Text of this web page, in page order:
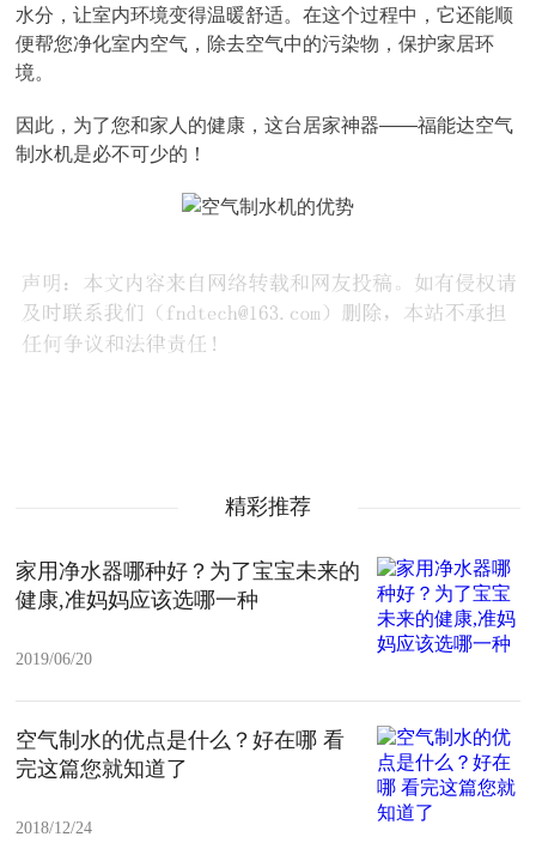
水分，让室内环境变得温暖舒适。在这个过程中，它还能顺
便帮您净化室内空气，除去空气中的污染物，保护家居环
境。
因此，为了您和家人的健康，这台居家神器——福能达空气
制水机是必不可少的！
精彩推荐
家用净水器哪种好？为了宝宝未来的
健康,准妈妈应该选哪一种
2019/06/20
空气制水的优点是什么？好在哪 看
完这篇您就知道了
2018/12/24